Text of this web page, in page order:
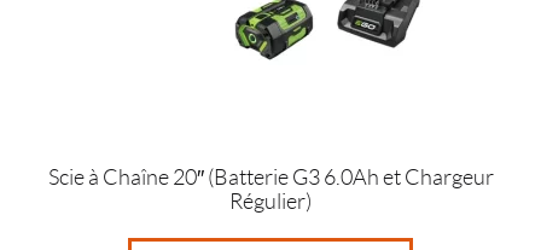
Scie à Chaîne 20″ (Batterie G3 6.0Ah et Chargeur
Régulier)